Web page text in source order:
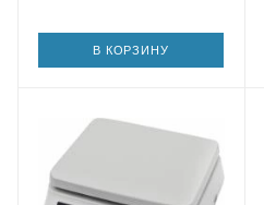
В КОРЗИНУ